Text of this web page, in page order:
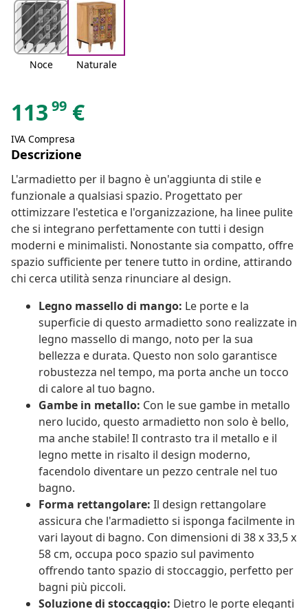
Noce Naturale
113 99 €
IVA Compresa
Descrizione
L'armadietto per il bagno è un'aggiunta di stile e
funzionale a qualsiasi spazio. Progettato per
ottimizzare l'estetica e l'organizzazione, ha linee pulite
che si integrano perfettamente con tutti i design
moderni e minimalisti. Nonostante sia compatto, offre
spazio sufficiente per tenere tutto in ordine, attirando
chi cerca utilità senza rinunciare al design.
Legno massello di mango: Le porte e la
superficie di questo armadietto sono realizzate in
legno massello di mango, noto per la sua
bellezza e durata. Questo non solo garantisce
robustezza nel tempo, ma porta anche un tocco
di calore al tuo bagno.
Gambe in metallo: Con le sue gambe in metallo
nero lucido, questo armadietto non solo è bello,
ma anche stabile! Il contrasto tra il metallo e il
legno mette in risalto il design moderno,
facendolo diventare un pezzo centrale nel tuo
bagno.
Forma rettangolare: Il design rettangolare
assicura che l'armadietto si isponga facilmente in
vari layout di bagno. Con dimensioni di 38 x 33,5 x
58 cm, occupa poco spazio sul pavimento
offrendo tanto spazio di stoccaggio, perfetto per
bagni più piccoli.
Soluzione di stoccaggio: Dietro le porte eleganti